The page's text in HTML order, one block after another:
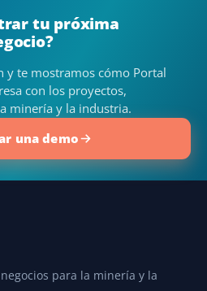
tu próxima
y te mostramos cómo Portal
con los proyectos,
minería y la industria.
una demo
para la minería y la